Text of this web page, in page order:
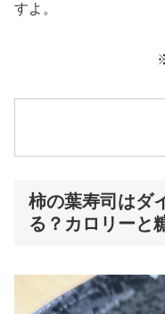
すよ。
柿の葉寿司はダ
る？カロリーと